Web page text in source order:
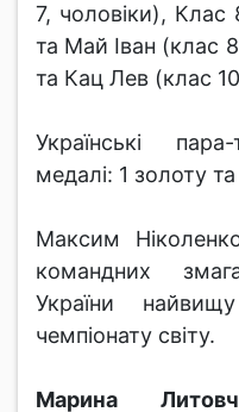
7, чоловіки), Клас
та Май Іван (клас
та Кац Лев (клас
Українські
медалі: 1 золоту та
Максим
командних
України
чемпіонату світу.
Марина